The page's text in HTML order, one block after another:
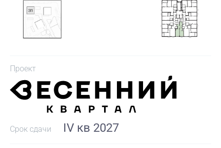
Проект
Срок сдачи IV кв 2027